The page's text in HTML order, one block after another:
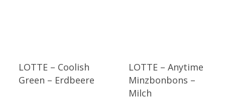
LOTTE – Coolish
Green – Erdbeere
LOTTE – Anytime
Minzbonbons –
Milch